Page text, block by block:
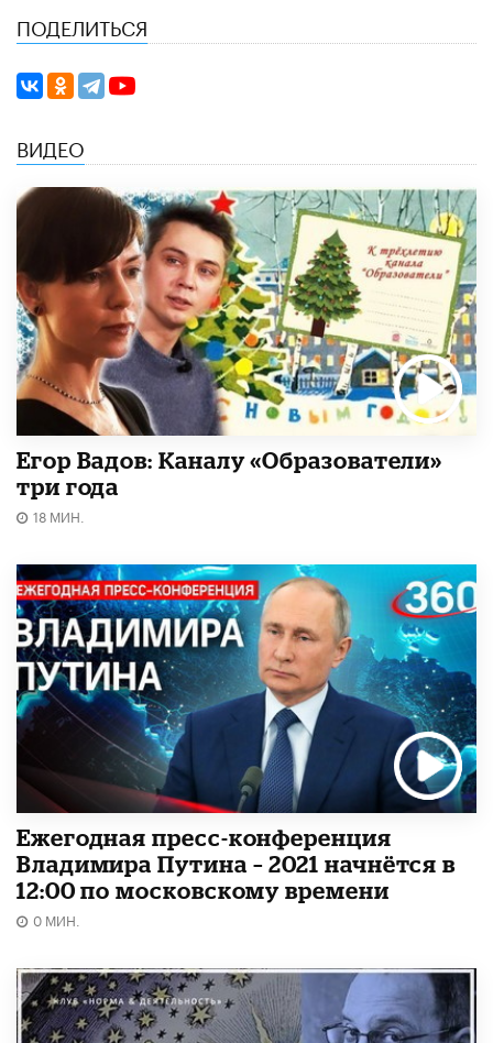
ПОДЕЛИТЬСЯ
ВИДЕО
Егор Вадов: Каналу «Образователи»
три года
18 МИН.
Ежегодная пресс-конференция
Владимира Путина – 2021 начнётся в
12:00 по московскому времени
0 МИН.